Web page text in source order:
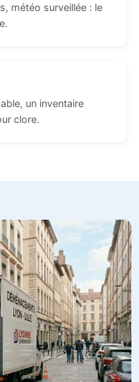
météo surveillée : le
un inventaire
clore.